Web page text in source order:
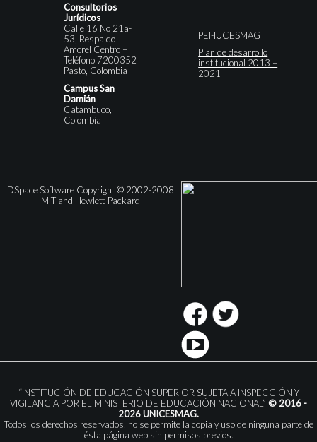
Consultorios
Jurídicos
Calle 16 No 21a-
53, Respaldo
Amorel Centro –
Teléfono 7200352
Pasto, Colombia
Campus San
Damián
Catambuco,
Colombia
PEI-IUCESMAG
Plan de desarrollo
institucional 2013 –
2021
DSpace Software Copyright © 2002-2008
MIT and Hewlett-Packard
“INSTITUCIÓN DE EDUCACIÓN SUPERIOR SUJETA A INSPECCIÓN Y
VIGILANCIA POR EL MINISTERIO DE EDUCACIÓN NACIONAL” © 2016 -
2026 UNICESMAG.
Todos los derechos reservados, no se permite la copia y uso de ninguna parte de
ésta página web sin permisos previos.